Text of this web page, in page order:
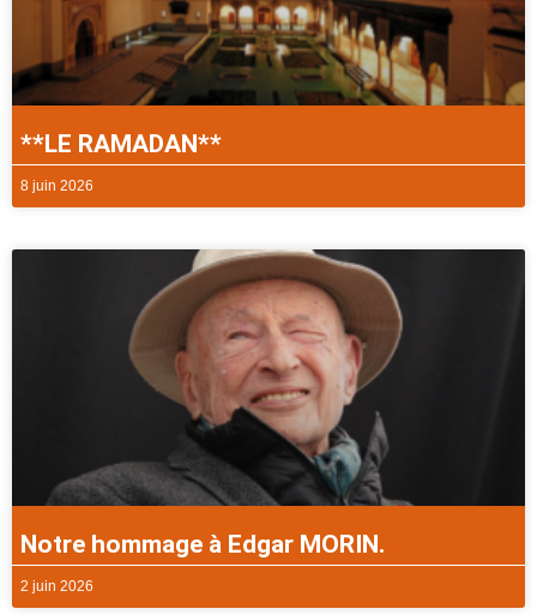
**LE RAMADAN**
8 juin 2026
Notre hommage à Edgar MORIN.
2 juin 2026